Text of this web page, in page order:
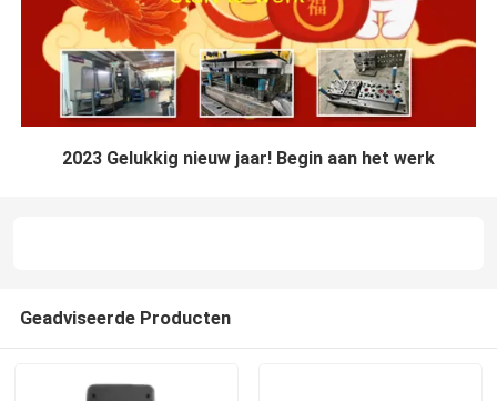
2023 Gelukkig nieuw jaar! Begin aan het werk
Geadviseerde Producten